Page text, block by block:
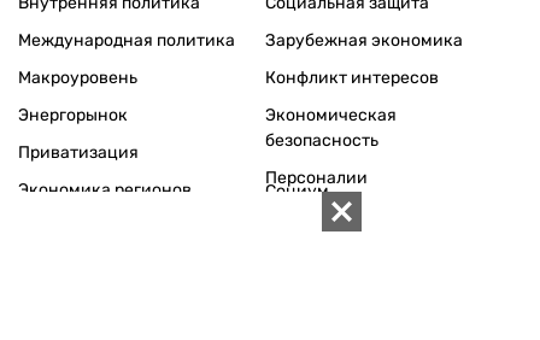
Международная политика
Макроуровень
Энергорынок
Приватизация
Экономика регионов
Зарубежная экономика
Конфликт интересов
Экономическая
безопасность
Персоналии
Социум
История